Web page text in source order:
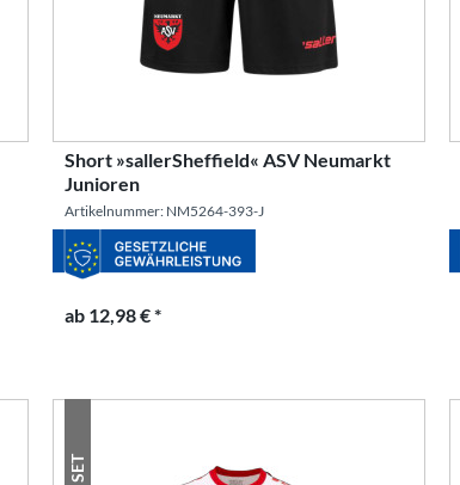
Short »sallerSheffield« ASV Neumarkt
Junioren
Artikelnummer: NM5264-393-J
ab 12,98 € *
SET